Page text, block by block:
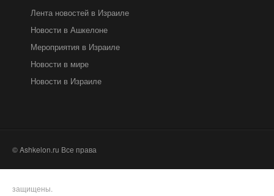
Лента новостей в Израиле
Новости в Ашкелоне
Мероприятия в Израиле
Новости в мире
Новости в Израиле
© Ashkelon.ru Все права
защищены.